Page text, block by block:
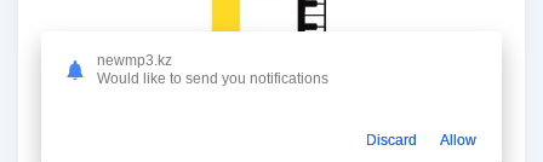
newmp3.kz
Would like to send you notifications
Discard Allow